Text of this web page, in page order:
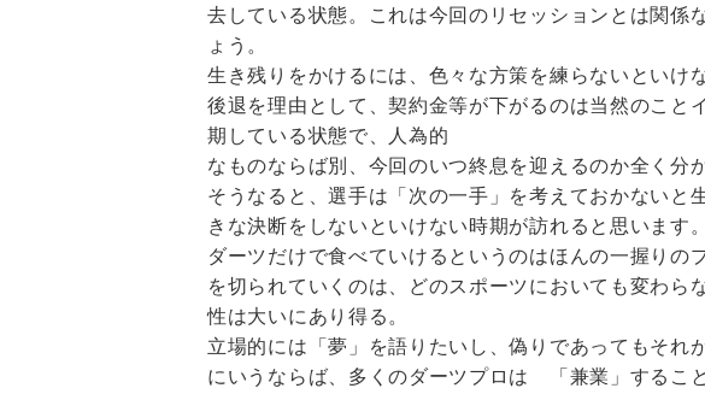
去している状態。これは今回のリセッションとは関係
ょう。
生き残りをかけるには、色々な方策を練らないとい
後退を理由として、契約金等が下がるのは当然のこと
期している状態で、人為的
なものならば別、今回のいつ終息を迎えるのか全く分
そうなると、選手は「次の一手」を考えておかない
きな決断をしないといけない時期が訪れると思います。
ダーツだけで食べていけるというのはほんの一握り
を切られていくのは、どのスポーツにおいても変わ
性は大いにあり得る。
立場的には「夢」を語りたいし、偽りであってもそ
にいうならば、多くのダーツプロは 「兼業」するこ